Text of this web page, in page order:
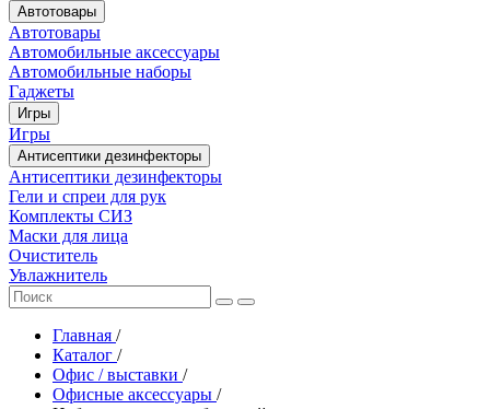
Автотовары
Автотовары
Автомобильные аксессуары
Автомобильные наборы
Гаджеты
Игры
Игры
Антисептики дезинфекторы
Антисептики дезинфекторы
Гели и спреи для рук
Комплекты СИЗ
Маски для лица
Очиститель
Увлажнитель
Главная /
Каталог /
Офис / выставки /
Офисные аксессуары /